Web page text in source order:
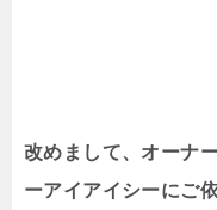
改めまして、オーナー
ーアイアイシーにご